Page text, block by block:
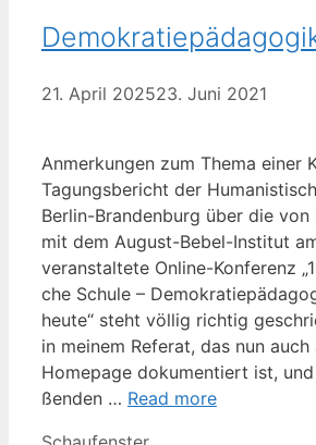
21. April 202523. Juni 2021
Anmer­kun­gen zum The­ma einer
Tagungs­be­richt der
Ber­­lin-Bran­­den­­burg über die von
mit dem August-Bebel-Ins­ti­­tut
ver­an­stal­te­te Online-Kon­­­fe­­renz
che Schu­le –
heu­te“ steht völ­lig rich­tig
in mei­nem Refe­rat, das nun
Home­page doku­men­tiert ist,
ßen­den … Read more